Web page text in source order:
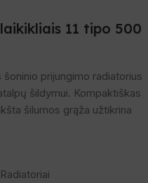
11 tipo 500
šoninio prijungimo radiatorius
šildymui. Kompaktiškas
šilumos grąža užtikrina
Radiatoriai